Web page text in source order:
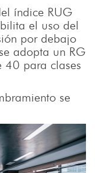
índice RUG
el uso del
por debajo
adopta un RG
40 para clases
se